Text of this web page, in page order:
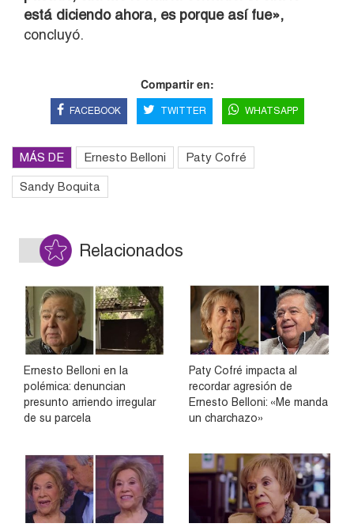
está diciendo ahora, es porque así fue»,
concluyó.
Compartir en:
FACEBOOK TWITTER WHATSAPP
MÁS DE Ernesto Belloni Paty Cofré
Sandy Boquita
Relacionados
Ernesto Belloni en la
polémica: denuncian
presunto arriendo irregular
de su parcela
Paty Cofré impacta al
recordar agresión de
Ernesto Belloni: «Me manda
un charchazo»